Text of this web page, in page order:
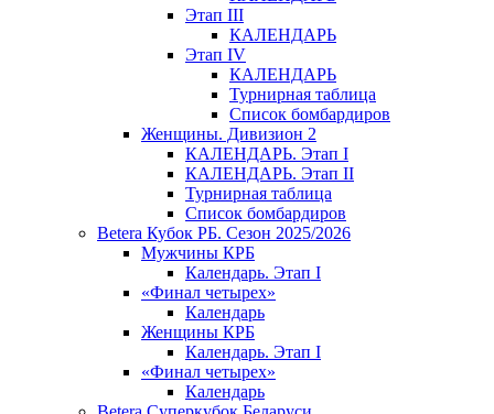
Этап III
КАЛЕНДАРЬ
Этап IV
КАЛЕНДАРЬ
Турнирная таблица
Список бомбардиров
Женщины. Дивизион 2
КАЛЕНДАРЬ. Этап I
КАЛЕНДАРЬ. Этап II
Турнирная таблица
Список бомбардиров
Betera Кубок РБ. Сезон 2025/2026
Мужчины КРБ
Календарь. Этап I
«Финал четырех»
Календарь
Женщины КРБ
Календарь. Этап I
«Финал четырех»
Календарь